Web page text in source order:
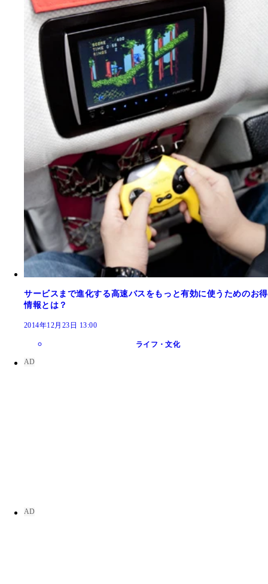
サービスまで進化する高速バスをもっと有効に使うためのお得
情報とは？
2014年12月23日 13:00
ライフ・文化